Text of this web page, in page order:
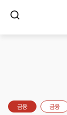
금융 금융